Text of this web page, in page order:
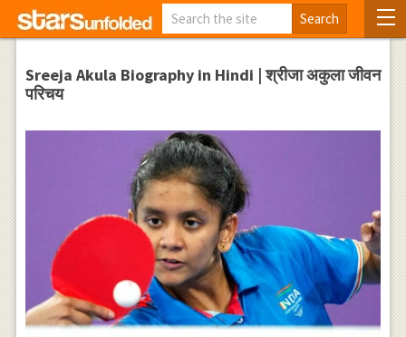
Sreeja Akula Biography in Hindi | श्रीजा अकुला जीवन
परिचय